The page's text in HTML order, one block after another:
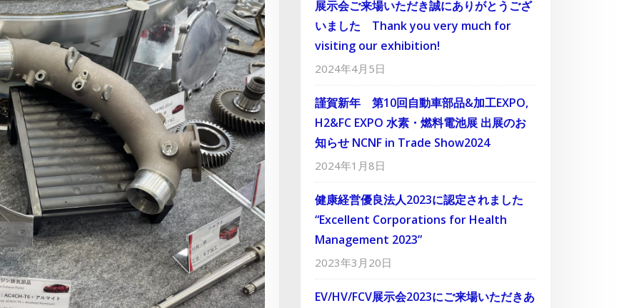
展示会ご来場いただき誠にありがとうござ
いました Thank you very much for
visiting our exhibition!
2024年4月5日
謹賀新年 第10回自動車部品&加工EXPO,
H2&FC EXPO 水素・燃料電池展 出展のお
知らせ NCNF in Trade Show2024
2024年1月8日
健康経営優良法人2023に認定されました
“Excellent Corporations for Health
Management 2023”
2023年3月20日
EV/HV/FCV展示会2023にご来場いただきあ